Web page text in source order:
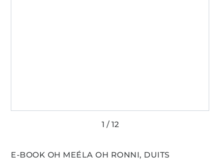
E-BOOK OH MEÉLA OH RONNI, DUITS